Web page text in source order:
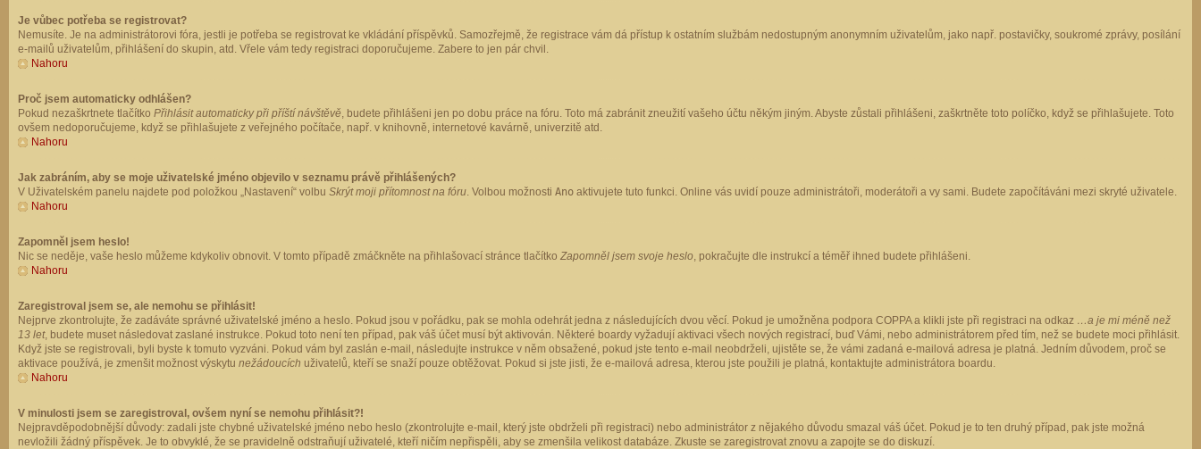
Je vůbec potřeba se registrovat?
Nemusíte. Je na administrátorovi fóra, jestli je potřeba se registrovat ke vkládání příspěvků. Samozřejmě, že registrace vám dá přístup k ostatním službám nedostupným anonymním uživatelům, jako např. postavičky, soukromé zprávy, posílání
e-mailů uživatelům, přihlášení do skupin, atd. Vřele vám tedy registraci doporučujeme. Zabere to jen pár chvil.
Nahoru
Proč jsem automaticky odhlášen?
Pokud nezaškrtnete tlačítko Přihlásit automaticky při příští návštěvě, budete přihlášeni jen po dobu práce na fóru. Toto má zabránit zneužití vašeho účtu někým jiným. Abyste zůstali přihlášeni, zaškrtněte toto políčko, když se přihlašujete. Toto
ovšem nedoporučujeme, když se přihlašujete z veřejného počítače, např. v knihovně, internetové kavárně, univerzitě atd.
Nahoru
Jak zabráním, aby se moje uživatelské jméno objevilo v seznamu právě přihlášených?
V Uživatelském panelu najdete pod položkou „Nastavení“ volbu Skrýt moji přítomnost na fóru. Volbou možnosti Ano aktivujete tuto funkci. Online vás uvidí pouze administrátoři, moderátoři a vy sami. Budete započítáváni mezi skryté uživatele.
Nahoru
Zapomněl jsem heslo!
Nic se neděje, vaše heslo můžeme kdykoliv obnovit. V tomto případě zmáčkněte na přihlašovací stránce tlačítko Zapomněl jsem svoje heslo, pokračujte dle instrukcí a téměř ihned budete přihlášeni.
Nahoru
Zaregistroval jsem se, ale nemohu se přihlásit!
Nejprve zkontrolujte, že zadáváte správné uživatelské jméno a heslo. Pokud jsou v pořádku, pak se mohla odehrát jedna z následujících dvou věcí. Pokud je umožněna podpora COPPA a klikli jste při registraci na odkaz …a je mi méně než
13 let, budete muset následovat zaslané instrukce. Pokud toto není ten případ, pak váš účet musí být aktivován. Některé boardy vyžadují aktivaci všech nových registrací, buď Vámi, nebo administrátorem před tím, než se budete moci přihlásit.
Když jste se registrovali, byli byste k tomuto vyzváni. Pokud vám byl zaslán e-mail, následujte instrukce v něm obsažené, pokud jste tento e-mail neobdrželi, ujistěte se, že vámi zadaná e-mailová adresa je platná. Jedním důvodem, proč se
aktivace používá, je zmenšit možnost výskytu nežádoucích uživatelů, kteří se snaží pouze obtěžovat. Pokud si jste jisti, že e-mailová adresa, kterou jste použili je platná, kontaktujte administrátora boardu.
Nahoru
V minulosti jsem se zaregistroval, ovšem nyní se nemohu přihlásit?!
Nejpravděpodobnější důvody: zadali jste chybné uživatelské jméno nebo heslo (zkontrolujte e-mail, který jste obdrželi při registraci) nebo administrátor z nějakého důvodu smazal váš účet. Pokud je to ten druhý případ, pak jste možná
nevložili žádný příspěvek. Je to obvyklé, že se pravidelně odstraňují uživatelé, kteří ničím nepřispěli, aby se zmenšila velikost databáze. Zkuste se zaregistrovat znovu a zapojte se do diskuzí.